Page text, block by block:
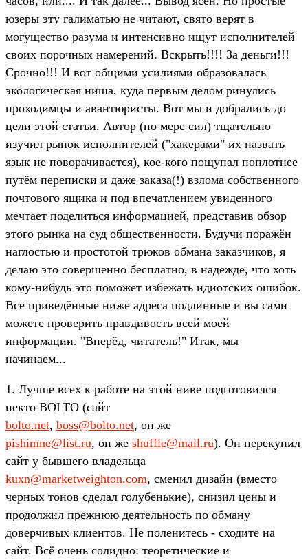
юзеры эту галиматью не читают, свято верят в
могущество разума и интенсивно ищут исполнителей
своих порочных намерений. Вскрыть!!!! За деньги!!!
Срочно!!! И вот общими усилиями образовалась
экологическая ниша, куда первым делом ринулись
проходимцы и авантюристы. Вот мы и добрались до
цели этой статьи. Автор (по мере сил) тщательно
изучил рынок исполнителей ("хакерами" их назвать
язык не поворачивается), кое-кого пощупал поплотнее
путём переписки и даже заказа(!) взлома собственного
почтового ящика и под впечатлением увиденного
мечтает поделиться информацией, представив обзор
этого рынка на суд общественности. Будучи поражён
наглостью и простотой трюков обмана заказчиков, я
делаю это совершенно бесплатно, в надежде, что хоть
кому-нибудь это поможет избежать идиотских ошибок.
Все приведённые ниже адреса подлинные и вы сами
можете проверить правдивость всей моей
информации. "Вперёд, читатель!" Итак, мы
начинаем...
1. Лучше всех к работе на этой ниве подготовился
некто BOLTO (сайт
bolto.net, boss@bolto.net, он же
pishimne@list.ru, он же shuffle@mail.ru). Он перекупил
сайт у бывшего владельца
kuxn@marketweighton.com, сменил дизайн (вместо
черных тонов сделал голубенькие), снизил цены и
продолжил прежнюю деятельность по обману
доверчивых клиентов. Не поленитесь - сходите на
сайт. Всё очень солидно: теоретические и